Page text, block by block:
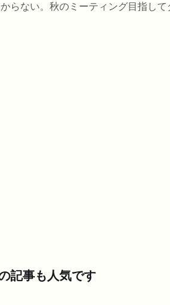
らない。秋のミーティング目指し
記事も人気です